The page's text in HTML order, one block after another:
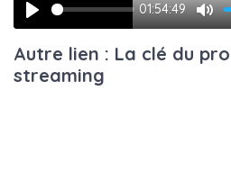
Play
01:54:49
Autre lien : La clé du
streaming